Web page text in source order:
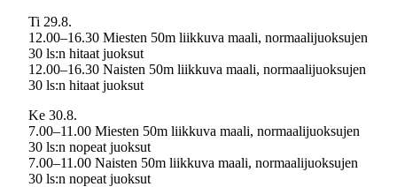
Ti 29.8.
12.00–16.30 Miesten 50m liikkuva maali, normaalijuoksujen
30 ls:n hitaat juoksut
12.00–16.30 Naisten 50m liikkuva maali, normaalijuoksujen
30 ls:n hitaat juoksut
Ke 30.8.
7.00–11.00 Miesten 50m liikkuva maali, normaalijuoksujen
30 ls:n nopeat juoksut
7.00–11.00 Naisten 50m liikkuva maali, normaalijuoksujen
30 ls:n nopeat juoksut